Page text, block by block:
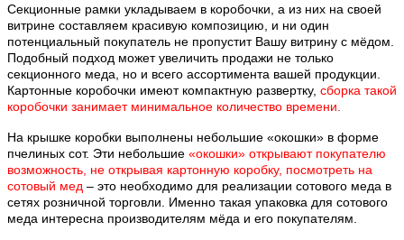
Секционные рамки укладываем в коробочки, а из них на своей
витрине составляем красивую композицию, и ни один
потенциальный покупатель не пропустит Вашу витрину с мёдом.
Подобный подход может увеличить продажи не только
секционного меда, но и всего ассортимента вашей продукции.
Картонные коробочки имеют компактную развертку, сборка такой
коробочки занимает минимальное количество времени.
На крышке коробки выполнены небольшие «окошки» в форме
пчелиных сот. Эти небольшие «окошки» открывают покупателю
возможность, не открывая картонную коробку, посмотреть на
сотовый мед – это необходимо для реализации сотового меда в
сетях розничной торговли. Именно такая упаковка для сотового
меда интересна производителям мёда и его покупателям.